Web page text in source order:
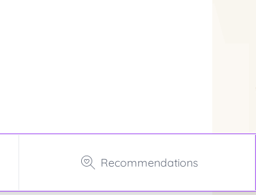
Recommendations